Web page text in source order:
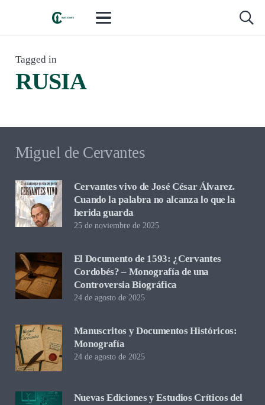
Tagged in
RUSIA
LIBROS Y LECTURAS
Koljós, de Emmanuel Carrère. Lo que
Miguel de Cervantes
Cervantes vivo de José César Álvarez.
Cuando la palabra no alcanza lo que la
herida guarda
25 de noviembre de 2025
El Documento de 1593: ¿Cervantes
Cordobés? – Monografía de una
Controversia Biográfica
24 de agosto de 2025
Manuscritos y Documentos Históricos:
Monografía
24 de agosto de 2025
Nuevas Ediciones y Estudios Críticos del